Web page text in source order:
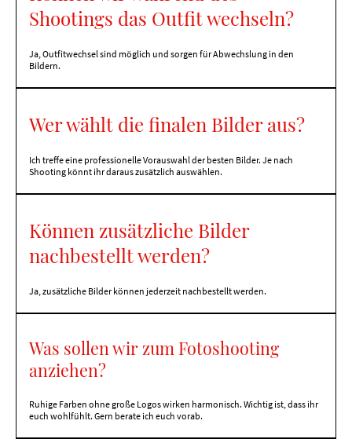
Shootings das Outfit wechseln?
Ja, Outfitwechsel sind möglich und sorgen für Abwechslung in den
Bildern.
Wer wählt die finalen Bilder aus?
Ich treffe eine professionelle Vorauswahl der besten Bilder. Je nach
Shooting könnt ihr daraus zusätzlich auswählen.
Können zusätzliche Bilder
nachbestellt werden?
Ja, zusätzliche Bilder können jederzeit nachbestellt werden.
Was sollen wir zum Fotoshooting
anziehen?
Ruhige Farben ohne große Logos wirken harmonisch. Wichtig ist, dass ihr
euch wohlfühlt. Gern berate ich euch vorab.